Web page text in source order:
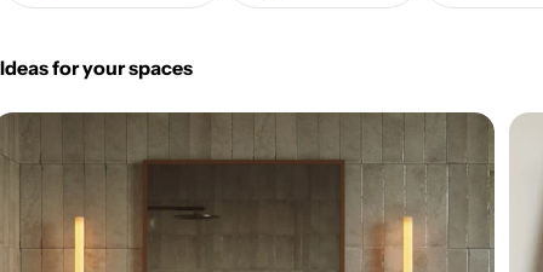
Ideas for your spaces